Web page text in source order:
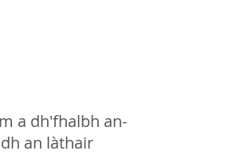
a dh'fhalbh an-
an làthair